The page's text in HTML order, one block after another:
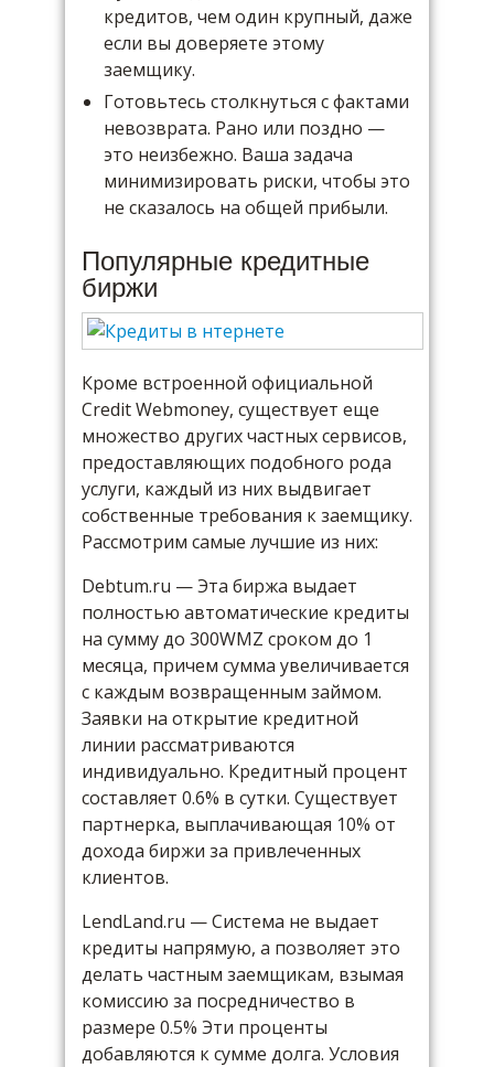
кредитов, чем один крупный, даже
если вы доверяете этому
заемщику.
Готовьтесь столкнуться с фактами
невозврата. Рано или поздно —
это неизбежно. Ваша задача
минимизировать риски, чтобы это
не сказалось на общей прибыли.
Популярные кредитные
биржи
Кроме встроенной официальной
Credit Webmoney, существует еще
множество других частных сервисов,
предоставляющих подобного рода
услуги, каждый из них выдвигает
собственные требования к заемщику.
Рассмотрим самые лучшие из них:
Debtum.ru — Эта биржа выдает
полностью автоматические кредиты
на сумму до 300WMZ сроком до 1
месяца, причем сумма увеличивается
с каждым возвращенным займом.
Заявки на открытие кредитной
линии рассматриваются
индивидуально. Кредитный процент
составляет 0.6% в сутки. Существует
партнерка, выплачивающая 10% от
дохода биржи за привлеченных
клиентов.
LendLand.ru — Система не выдает
кредиты напрямую, а позволяет это
делать частным заемщикам, взымая
комиссию за посредничество в
размере 0.5% Эти проценты
добавляются к сумме долга. Условия